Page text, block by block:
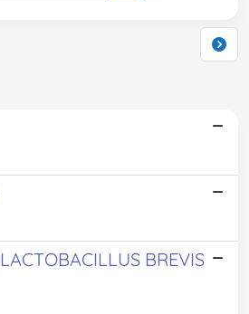
BREVIS